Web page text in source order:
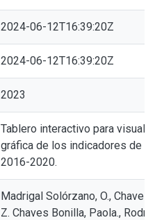
2024-06-12T16:39:20Z
2024-06-12T16:39:20Z
2023
Tablero interactivo para
gráfica de los indicadores de
2016-2020.
Madrigal Solórzano, O., Chaves
Z. Chaves Bonilla, Paola.,